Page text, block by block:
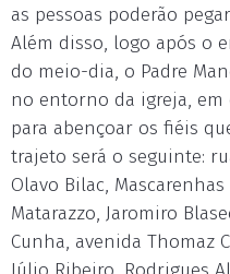
as pessoas poderão
Além disso, logo após o
do meio-dia, o Padre
no entorno da igreja,
para abençoar os fiéis
trajeto será o seguinte:
Olavo Bilac,
Matarazzo, Jaromiro
Cunha, avenida Thomaz